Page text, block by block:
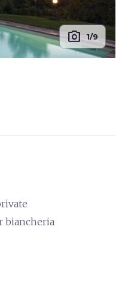
photo_camera 1/9
biancheria